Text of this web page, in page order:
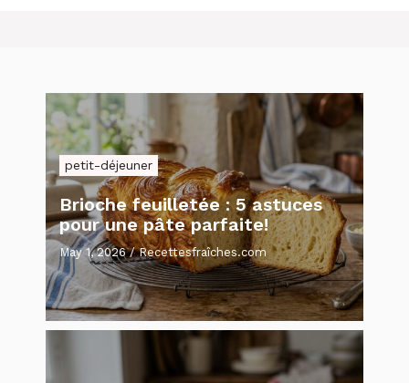
petit-déjeuner
Brioche feuilletée : 5 astuces
pour une pâte parfaite!
May 1, 2026/Recettesfraîches.com